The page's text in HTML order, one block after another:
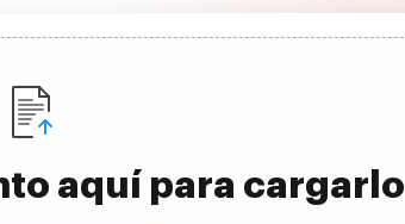
aquí para cargarlo